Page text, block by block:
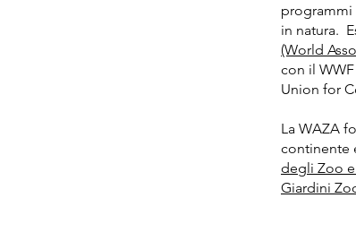
programmi
in natura.
(World
con il
Union for
La WAZA
continente
degli Zoo
Giardini